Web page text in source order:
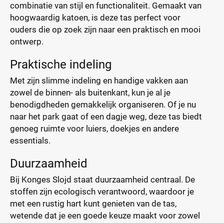
combinatie van stijl en functionaliteit. Gemaakt van
hoogwaardig katoen, is deze tas perfect voor
ouders die op zoek zijn naar een praktisch en mooi
ontwerp.
Praktische indeling
Met zijn slimme indeling en handige vakken aan
zowel de binnen- als buitenkant, kun je al je
benodigdheden gemakkelijk organiseren. Of je nu
naar het park gaat of een dagje weg, deze tas biedt
genoeg ruimte voor luiers, doekjes en andere
essentials.
Duurzaamheid
Bij Konges Slojd staat duurzaamheid centraal. De
stoffen zijn ecologisch verantwoord, waardoor je
met een rustig hart kunt genieten van de tas,
wetende dat je een goede keuze maakt voor zowel